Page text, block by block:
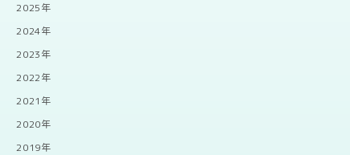
2025年
2024年
2023年
2022年
2021年
2020年
2019年